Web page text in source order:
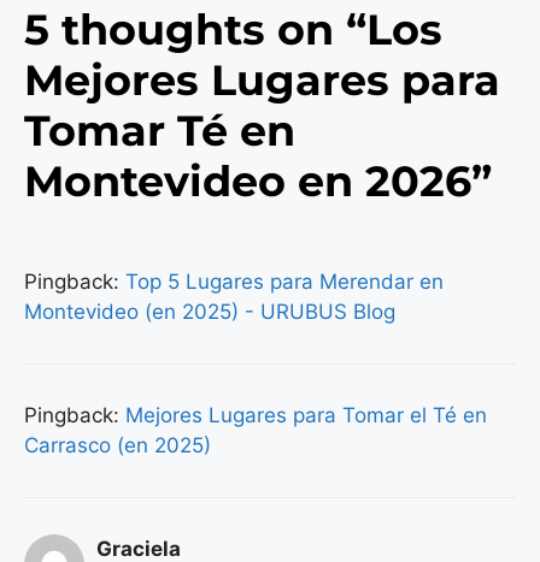
5 thoughts on “Los
Mejores Lugares para
Tomar Té en
Montevideo en 2026”
Pingback: Top 5 Lugares para Merendar en
Montevideo (en 2025) - URUBUS Blog
Pingback: Mejores Lugares para Tomar el Té en
Carrasco (en 2025)
Graciela